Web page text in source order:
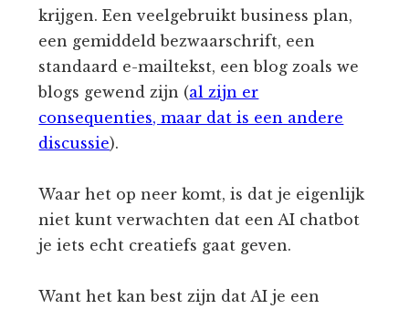
krijgen. Een veelgebruikt business plan,
een gemiddeld bezwaarschrift, een
standaard e-mailtekst, een blog zoals we
blogs gewend zijn (al zijn er
consequenties, maar dat is een andere
discussie).
Waar het op neer komt, is dat je eigenlijk
niet kunt verwachten dat een AI chatbot
je iets echt creatiefs gaat geven.
Want het kan best zijn dat AI je een